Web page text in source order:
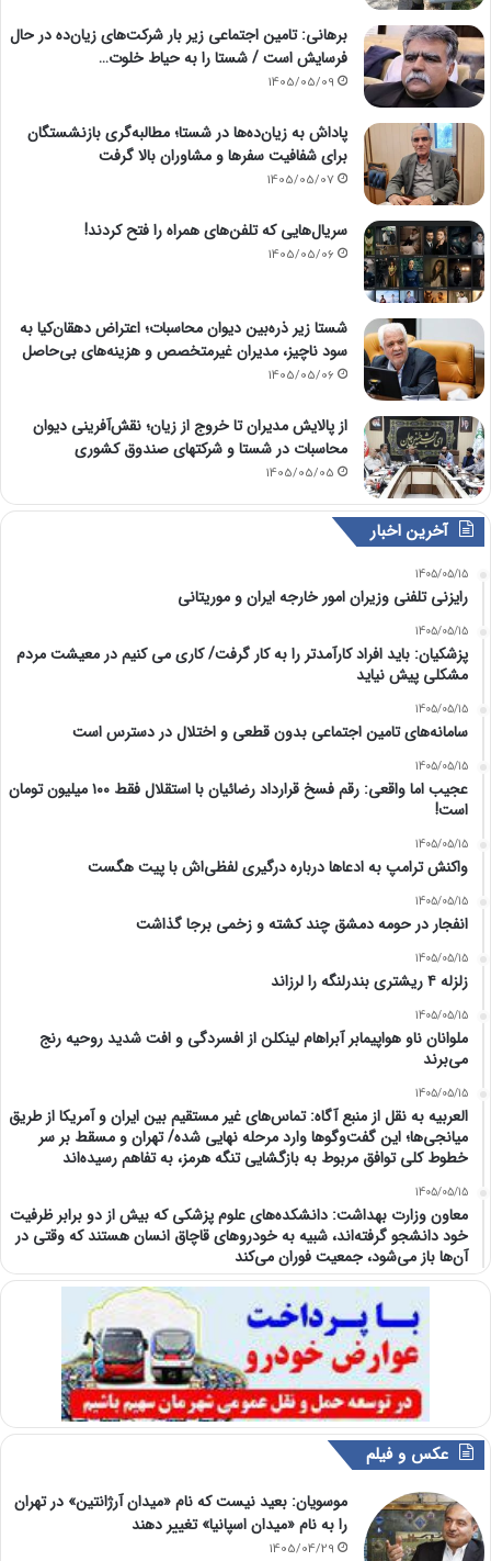
برهانی: تامین اجتماعی زیر بار شرکت‌های زیان‌ده در حال
فرسایش است / شستا را به حیاط خلوت…
1405/05/09
پاداش به زیان‌ده‌ها در شستا؛ مطالبه‌گری بازنشستگان
برای شفافیت سفرها و مشاوران بالا گرفت
1405/05/07
سریال‌هایی که تلفن‌های همراه را فتح کردند!
1405/05/06
شستا زیر ذره‌بین دیوان محاسبات؛ اعتراض دهقان‌کیا به
سود ناچیز، مدیران غیرمتخصص و هزینه‌های بی‌حاصل
1405/05/06
از پالایش مدیران تا خروج از زیان؛ نقش‌آفرینی دیوان
محاسبات در شستا و شرکتهای صندوق کشوری
1405/05/05
آخرین اخبار
1405/05/15
رایزنی تلفنی وزیران امور خارجه ایران و موریتانی
1405/05/15
پزشکیان: باید افراد کارآمدتر را به کار گرفت/ کاری می کنیم در معیشت مردم
مشکلی پیش نیاید
1405/05/15
سامانه‌های تامین اجتماعی بدون قطعی و اختلال در دسترس است
1405/05/15
عجیب اما واقعی: رقم فسخ قرارداد رضائیان با استقلال فقط ۱۰۰ میلیون تومان
است!
1405/05/15
واکنش ترامپ به ادعاها درباره درگیری لفظی‌اش با پیت هگست
1405/05/15
انفجار در حومه دمشق چند کشته و زخمی برجا گذاشت
1405/05/15
زلزله ۴ ریشتری بندرلنگه را لرزاند
1405/05/15
ملوانان ناو هواپیمابر آبراهام لینکلن از افسردگی و افت شدید روحیه رنج
می‌برند
1405/05/15
العربیه به نقل از منبع آگاه: تماس‌های غیر مستقیم بین ایران و آمریکا از طریق
میانجی‌ها؛ این گفت‌و‌گو‌ها وارد مرحله نهایی شده/ تهران و مسقط بر سر
خطوط کلی توافق مربوط به بازگشایی تنگه هرمز، به تفاهم رسیده‌اند
1405/05/15
معاون وزارت بهداشت: دانشکده‌های علوم پزشکی که بیش از دو برابر ظرفیت
خود دانشجو گرفته‌اند، شبیه به خودرو‌های قاچاق انسان هستند که وقتی در
آن‌ها باز می‌شود، جمعیت فوران می‌کند
عکس و فیلم
موسویان: بعید نیست که نام «میدان آرژانتین» در تهران
را به نام «میدان اسپانیا» تغییر دهند
1405/04/29